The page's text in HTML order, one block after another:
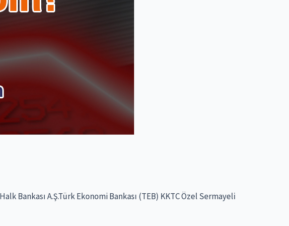
Bankası A.Ş.Türk Ekonomi Bankası (TEB) KKTC Özel Sermayeli